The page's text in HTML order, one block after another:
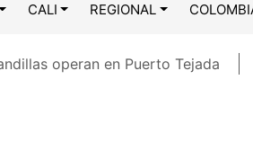
CALI REGIONAL
operan en Puerto Tejada